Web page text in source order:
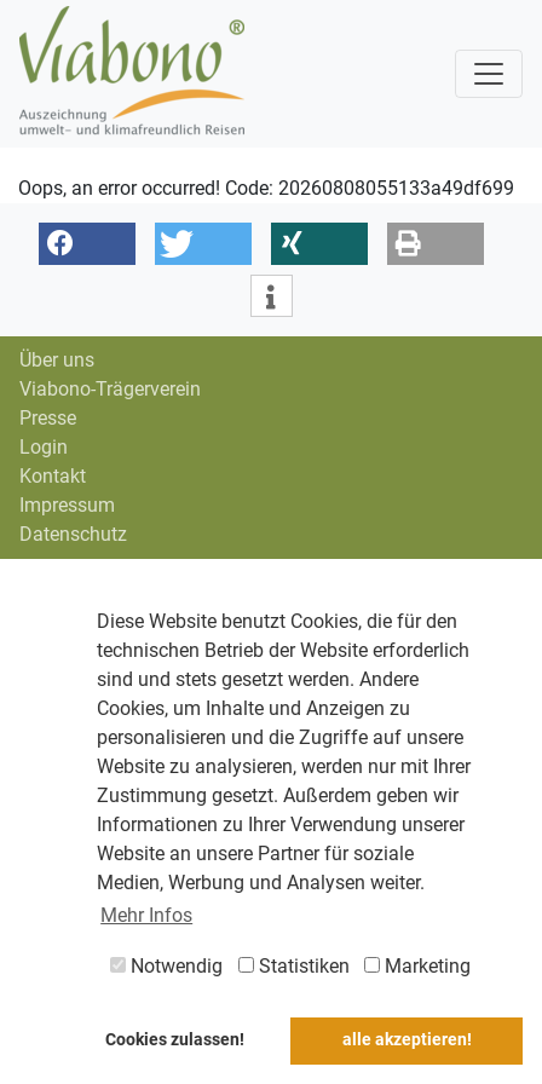
Diese Website benutzt Cookies, die für den
technischen Betrieb der Website erforderlich
sind und stets gesetzt werden. Andere
Cookies, um Inhalte und Anzeigen zu
personalisieren und die Zugriffe auf unsere
Website zu analysieren, werden nur mit Ihrer
Zustimmung gesetzt. Außerdem geben wir
Informationen zu Ihrer Verwendung unserer
Website an unsere Partner für soziale
Medien, Werbung und Analysen weiter.
Mehr Infos
Notwendig Statistiken Marketing
Cookies zulassen! alle akzeptieren!
Oops, an error occurred! Code: 20260808055133a49df699
Über uns
Viabono-Trägerverein
Presse
Login
Kontakt
Impressum
Datenschutz